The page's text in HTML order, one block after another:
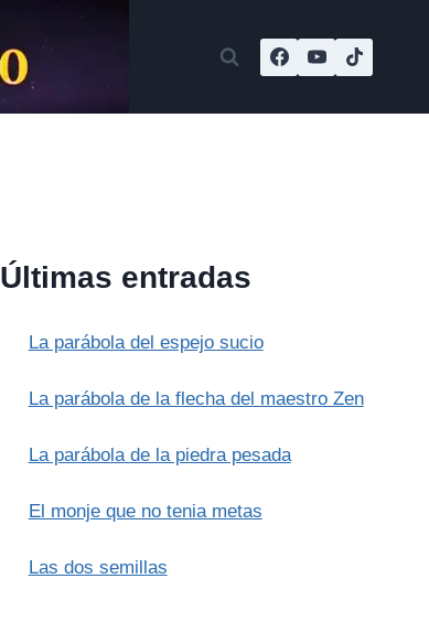
Últimas entradas
La parábola del espejo sucio
La parábola de la flecha del maestro Zen
La parábola de la piedra pesada
El monje que no tenia metas
Las dos semillas